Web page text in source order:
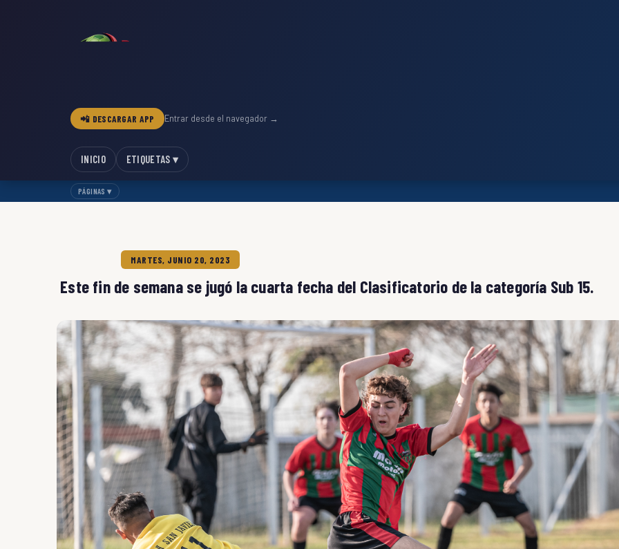
📲 DESCARGAR APP Entrar desde el navegador →
INICIO ETIQUETAS ▾
PÁGINAS ▾
MARTES, JUNIO 20, 2023
Este fin de semana se jugó la cuarta fecha del Clasificatorio de la categoría Sub 15.